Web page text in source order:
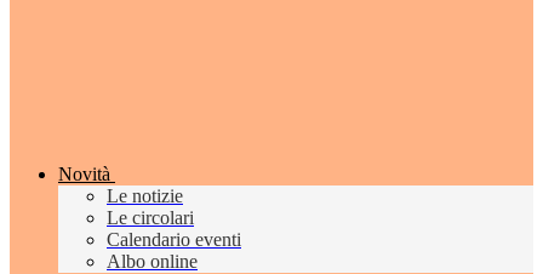
Novità
Le notizie
Le circolari
Calendario eventi
Albo online